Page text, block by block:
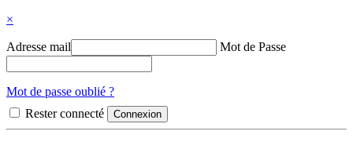
×
Adresse mail Mot de Passe
Mot de passe oublié ?
Rester connecté